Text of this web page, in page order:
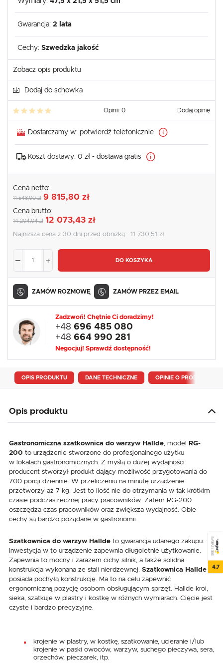
Gwarancja: 2 lata
Cechy: Szwedzka jakość
Zobacz opis produktu
Dodaj do schowka
Opinii: 0 Dodaj opinię
Dostarczamy w: potwierdź telefonicznie
Koszt dostawy: 0 zł - dostawa gratis
Cena netto:
11 548,00 zł 9 815,80 zł
Cena brutto:
14 204,04 zł 12 073,43 zł
Najniższa cena z 30 dni przed obniżką: 11 730,51 zł
DO KOSZYKA
ZAMÓW ROZMOWĘ ZAMÓW PRZEZ EMAIL
Zadzwoń! Chętnie Ci doradzimy!
+48 696 485 080
+48 664 990 281
Negocjuj! Sprawdź dostępność!
OPIS PRODUKTU DANE TECHNICZNE OPINIE O PRODUKCIE
Opis produktu
Gastronomiczna szatkownica do warzyw Hallde , model RG-
200 to urządzenie stworzone do profesjonalnego użytku
w lokalach gastronomicznych. Z myślą o dużej wydajności
producent stworzył produkt dający możliwość przygotowania do
700 porcji dziennie. W przeliczeniu na minutę urządzenie
przetworzy aż 7 kg. Jest to ilość nie do otrzymania w tak krótkim
czasie podczas ręcznej pracy pracowników. Zatem RG-200
oszczędza czas pracowników oraz zwiększa wydajność. Obie
cechy są bardzo pożądane w gastronomii.
Szatkownica do warzyw Hallde to gwarancja udanego zakupu.
Inwestycja w to urządzenie zapewnia długoletnie użytkowanie.
Zapewnia to mocny i zarazem cichy silnik, a także solidna
konstrukcja wykonana ze stali nierdzewnej. Szatkownica Hallde
posiada pochyłą konstrukcję. Ma to na celu zapewnić
ergonomiczną pozycję osobom obsługującym sprzęt. Hallde kroi,
sieka, szatkuje w plastry i kostkę w różnych wymiarach. Cięcie jest
czyste i bardzo precyzyjne.
krojenie w plastry, w kostkę, szatkowanie, ucieranie i/lub
krojenie w paski owoców, warzyw, suchego pieczywa, sera,
orzechów, pieczarek, itp.
SEE REVIEWS
4.7